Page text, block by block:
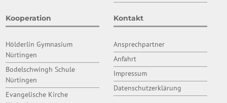
Kooperation
Hölderlin Gymnasium
Nürtingen
Bodelschwingh Schule
Nürtingen
Evangelische Kirche
Kontakt
Ansprechpartner
Anfahrt
Impressum
Datenschutzerklärung